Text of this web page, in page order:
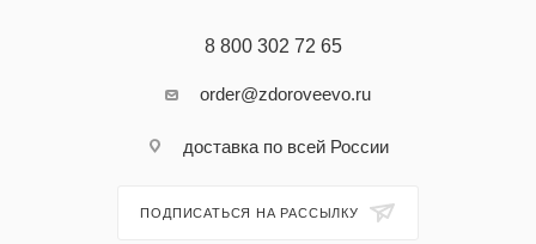
8 800 302 72 65
order@zdoroveevo.ru
доставка по всей России
ПОДПИСАТЬСЯ НА РАССЫЛКУ